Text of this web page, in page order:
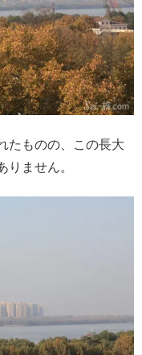
たものの、この長大
りません。